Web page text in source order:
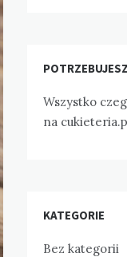
Wszystko
na
KATEGORIE
Bez kategorii